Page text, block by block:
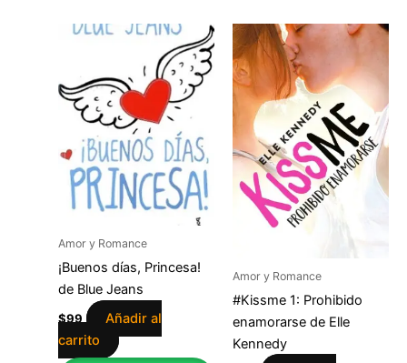
Amor y Romance
¡Buenos días, Princesa!
de Blue Jeans
$99
Añadir al
carrito
Amor y Romance
#Kissme 1: Prohibido
enamorarse de Elle
Kennedy